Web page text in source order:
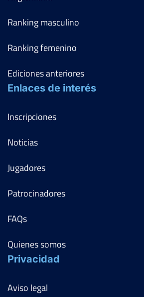
Ranking masculino
Ranking femenino
Ediciones anteriores
Enlaces de interés
Inscripciones
Noticias
Jugadores
Patrocinadores
FAQs
Quienes somos
Privacidad
Aviso legal